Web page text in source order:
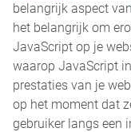
belangrijk aspect van
het belangrijk om
JavaScript op je
waarop JavaScript
prestaties van je
op het moment dat
gebruiker langs een